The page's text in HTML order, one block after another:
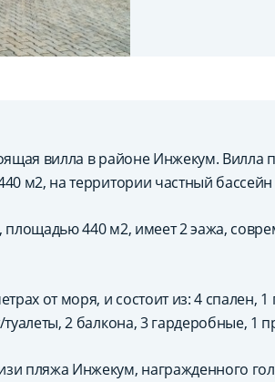
вилла в районе Инжекум. Вилла
м2, на территории частный бассейн
площадью 440 м2, имеет 2 эажа,
от моря, и состоит из: 4 спален,
2 балкона, 3 гардеробные, 1
пляжа Инжекум, награжденного